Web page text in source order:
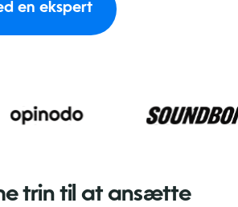
en ekspert
trin til at ansætte